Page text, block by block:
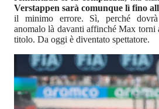
Verstappen sarà comunque lì fino
il minimo errore. Sì, perché dovrà
anomalo là davanti affinché Max torni
titolo. Da oggi è diventato spettatore.